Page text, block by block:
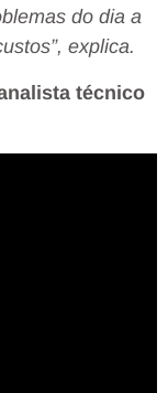
do dia a
explica.
técnico